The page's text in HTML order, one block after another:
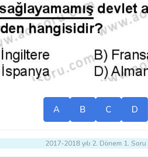
A B C D
2017-2018 yılı 2. Dönem 1. Soru